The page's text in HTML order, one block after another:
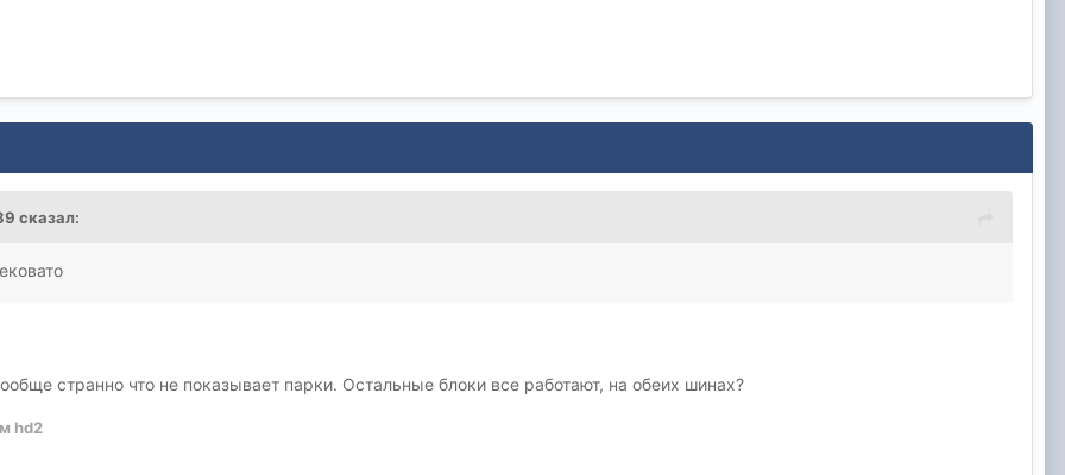
сказал:
странно что не показывает парки. Остальные блоки все работают, на обеих шинах?
hd2